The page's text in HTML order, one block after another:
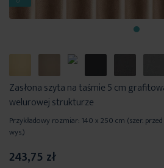
Zasłona szyta na taśmie 5 cm
welurowej strukturze
Przykładowy rozmiar: 140 x 250 cm (szer.
wys.)
243,75 zł